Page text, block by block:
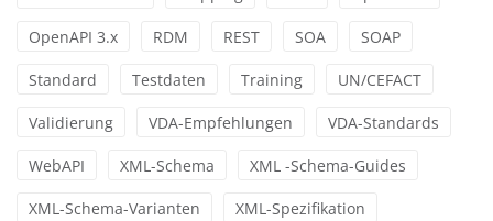
OpenAPI 3.x RDM REST SOA SOAP
Standard Testdaten Training UN/CEFACT
Validierung VDA-Empfehlungen VDA-Standards
WebAPI XML-Schema XML -Schema-Guides
XML-Schema-Varianten XML-Spezifikation